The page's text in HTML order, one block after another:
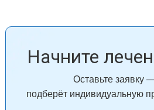
Начните
Оставьте заявку
подберёт индивидуальную